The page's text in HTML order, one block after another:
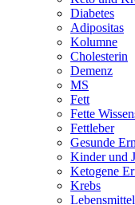
Diabetes
Adipositas
Kolumne
Cholesterin
Demenz
MS
Fett
Fette
Fettleber
Gesunde
Kinder und
Ketogene
Krebs